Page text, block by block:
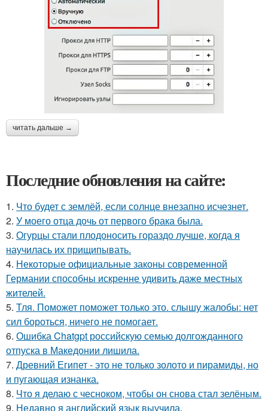
читать дальше →
Последние обновления на сайте:
1. Что будет с землёй, если солнце внезапно исчезнет.
2. У моего отца дочь от первого брака была.
3. Огурцы стали плодоносить гораздо лучше, когда я
научилась их прищипывать.
4. Некоторые официальные законы современной
Германии способны искренне удивить даже местных
жителей.
5. Тля. Поможет поможет только это. слышу жалобы: нет
сил бороться, ничего не помогает.
6. Ошибка Chatgpt российскую семью долгожданного
отпуска в Македонии лишила.
7. Древний Египет - это не только золото и пирамиды, но
и пугающая изнанка.
8. Что я делаю с чесноком, чтобы он снова стал зелёным.
9. Недавно я английский язык выучила.